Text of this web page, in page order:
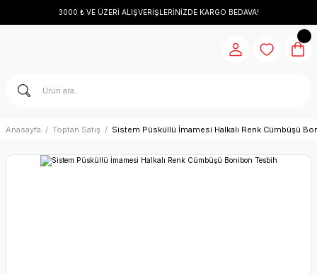
3000 ₺ VE ÜZERİ ALIŞVERİŞLERİNİZDE KARGO BEDAVA!
Anasayfa Toptan Satış Sistem Püsküllü İmamesi Halkalı Renk Cümbüşü